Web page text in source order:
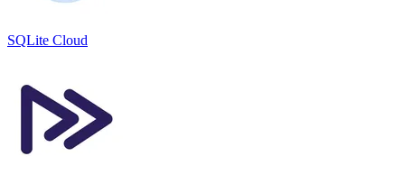
SQLite Cloud